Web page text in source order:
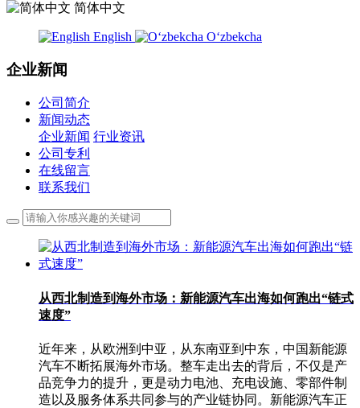
简体中文
English Oʻzbekcha
企业新闻
公司简介
新闻动态
企业新闻 行业资讯
公司专利
在线留言
联系我们
从西北制造到海外市场：新能源汽车出海如何跑出“链式
速度”
近年来，从欧洲到中亚，从东南亚到中东，中国新能源
汽车不断拓展海外市场。整车走出去的背后，不仅是产
品竞争力的提升，更是动力电池、充电设施、零部件制
造以及服务体系共同参与的产业链协同。新能源汽车正